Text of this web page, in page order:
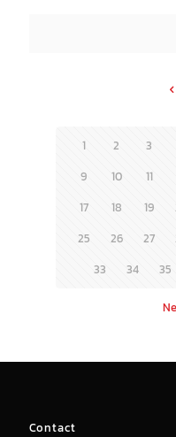
1 2 3
9
10 11
17
18 19
25
26 27
33
34 35
Contact